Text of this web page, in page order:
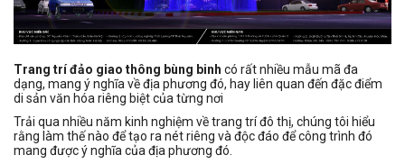
Trang trí đảo giao thông bùng binh có rất nhiều mẫu mã đa
dạng, mang ý nghĩa về địa phương đó, hay liên quan đến đặc điểm
di sản văn hóa riêng biệt của từng nơi
Trải qua nhiều năm kinh nghiệm về trang trí đô thị, chúng tôi hiểu
rằng làm thế nào để tạo ra nét riêng và độc đáo để công trình đó
mang được ý nghĩa của địa phương đó.